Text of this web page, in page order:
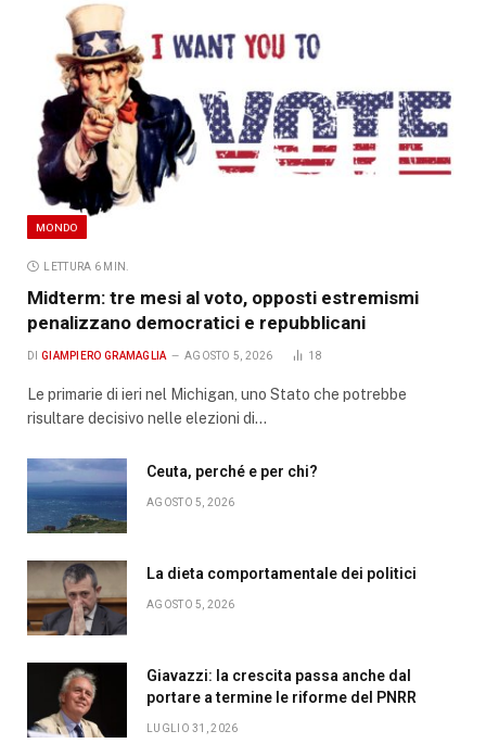
MONDO
LETTURA 6 MIN.
Midterm: tre mesi al voto, opposti estremismi
penalizzano democratici e repubblicani
DI GIAMPIERO GRAMAGLIA AGOSTO 5, 2026 18
Le primarie di ieri nel Michigan, uno Stato che potrebbe
risultare decisivo nelle elezioni di…
Ceuta, perché e per chi?
AGOSTO 5, 2026
La dieta comportamentale dei politici
AGOSTO 5, 2026
Giavazzi: la crescita passa anche dal
portare a termine le riforme del PNRR
LUGLIO 31, 2026